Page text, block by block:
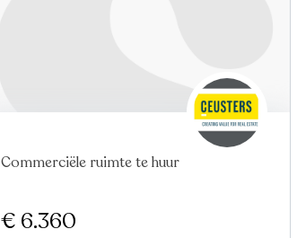
Commerciële ruimte te huur
€ 6.360